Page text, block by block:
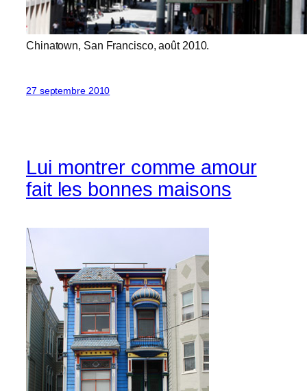
Chinatown, San Francisco, août 2010.
27 septembre 2010
Lui montrer comme amour
fait les bonnes maisons